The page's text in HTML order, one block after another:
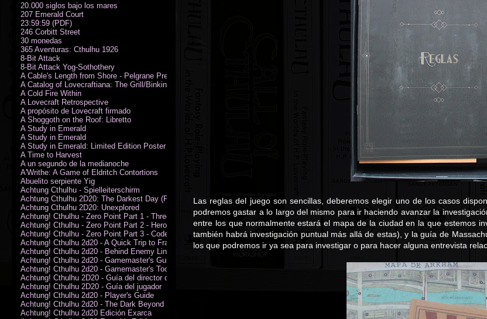
Las reglas del juego son sencillas, deberemos elegir uno de los casos
podremos gastar a lo largo del mismo para ir haciendo avanzar la
entre los que normalmente estará el mapa de la ciudad en la que estemos
también habrá investigación puntual más allá de estas), y la guía de
los que podremos ir ya sea para investigar o para hacer alguna entrevista
20.000 siglos bajo los mares
207 Emerald Court
23:59:59 (PDF)
246 Corbitt Street
30 monedas
365 Aventuras: Cthulhu 1926
8-Bit Attack
8-Bit Attack Yog-Sothothery
A Cable's Length from Shore - Pelgrane Press' FreeRPG 2018 (PDF)
A Catalog of Lovecraftiana: The Grill/Binkin Collection
A Cold Fire Within
A Lovecraft Retrospective
A propósito de Lovecraft firmado
A Shoggoth on the Roof: Libretto
A Study in Emerald
A Study in Emerald
A Study in Emerald: Limited Edition Poster (Neil Gaiman)
A Time to Harvest
A un segundo de la medianoche
A'Writhe: A Game of Eldritch Contortions
Abuelito serpiente Yig
Achtung Cthulhu - Spielleiterschirm
Achtung Cthulhu 2D20: The Darkest Day (PDF)
Achtung Cthulhu 2D20: Unexplored
Achtung! Cthulhu - Zero Point Part 1 - Three Kings
Achtung! Cthulhu - Zero Point Part 2 - Heroes of the Sea
Achtung! Cthulhu - Zero Point Part 3 - Code of Honour (PDF)
Achtung! Cthulhu 2d20 - A Quick Trip to France (PDF)
Achtung! Cthulhu 2d20 - Behind Enemy Lines
Achtung! Cthulhu 2d20 - Gamemaster's Guide
Achtung! Cthulhu 2d20 - Gamemaster's Toolkit
Achtung! Cthulhu 2D20 - Guía del director de juego
Achtung! Cthulhu 2D20 - Guía del jugador
Achtung! Cthulhu 2d20 - Player's Guide
Achtung! Cthulhu 2d20 - The Dark Beyond
Achtung! Cthulhu 2d20 Edición Exarca